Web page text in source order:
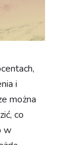
można
co
wnętrza
miękki